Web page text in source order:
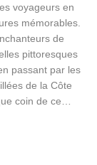
voyageurs en
mémorables.
de
pittoresques
passant par les
de la Côte
coin de ce…